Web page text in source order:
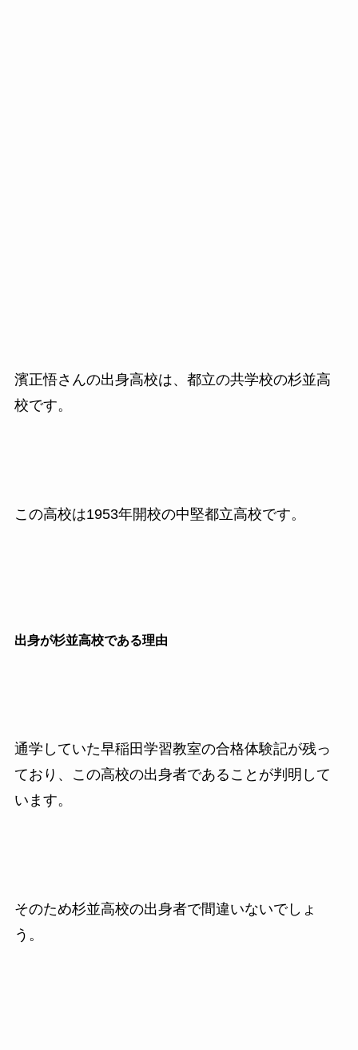
濱正悟さんの出身高校は、都立の共学校の杉並高
校です。
この高校は1953年開校の中堅都立高校です。
出身が杉並高校である理由
通学していた早稲田学習教室の合格体験記が残っ
ており、この高校の出身者であることが判明して
います。
そのため杉並高校の出身者で間違いないでしょ
う。